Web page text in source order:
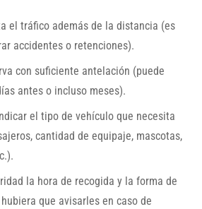
el tráfico además de la distancia (es
accidentes o retenciones).
con suficiente antelación (puede
antes o incluso meses).
el tipo de vehículo que necesita
cantidad de equipaje, mascotas,
la hora de recogida y la forma de
que avisarles en caso de